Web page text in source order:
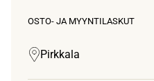
OSTO- JA MYYNTILASKUT
Pirkkala